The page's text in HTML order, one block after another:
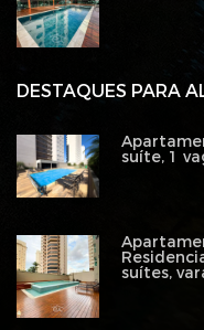
DESTAQUES PARA
suíte, 1
suítes,